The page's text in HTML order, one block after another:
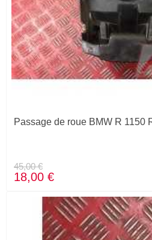
Passage de roue BMW R 1150
45,00 €
18,00 €